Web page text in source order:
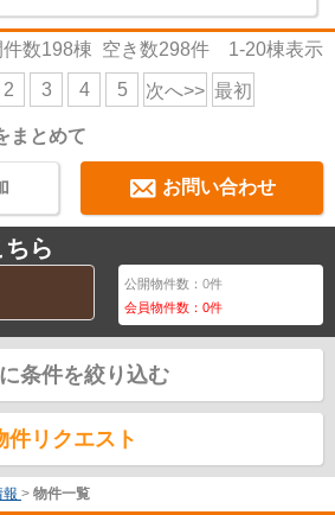
数198棟 空き数298件 1-20棟表示
2 3 4 5 次へ>> 最初
まとめて
お問い合わせ
ら
公開物件数：0件
会員物件数：0件
条件を絞り込む
件リクエスト
> 物件一覧